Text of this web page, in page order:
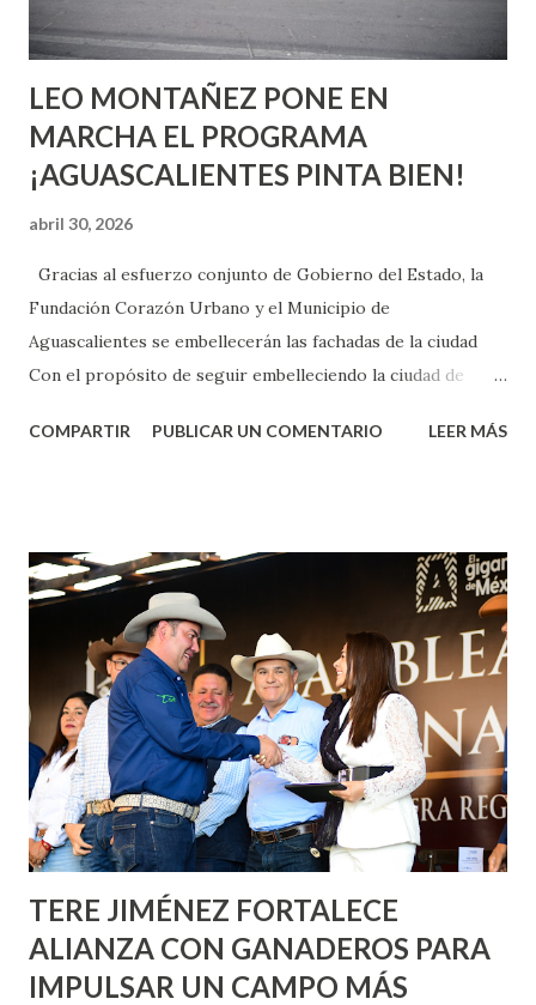
son suficientemen...
LEO MONTAÑEZ PONE EN
MARCHA EL PROGRAMA
¡AGUASCALIENTES PINTA BIEN!
abril 30, 2026
Gracias al esfuerzo conjunto de Gobierno del Estado, la
Fundación Corazón Urbano y el Municipio de
Aguascalientes se embellecerán las fachadas de la ciudad
Con el propósito de seguir embelleciendo la ciudad de
municipal, Leo Montañez dio inicio al programa
Corazón Urbano y el Municipio capital. Leo Montañez
informó que en este programa se usarán cerca de 90 mil
metros cuadrados de pintura, para dar inicio en la calle
Nieto, entre Jesús F. Elizondo y la calle 22 de Octubre, con
lo que se aplicará pintura en 66 casas. Posteriormente se
llevará este programa a Villas de Nuestra Señora de la
Asunción, Avenida Alameda y Decreto 27 de Septiembre, en
los edificios FOVISSSTE Ojo de Agua, en la comunidad
Norias de Paso Hondo y en los edificios de...
COMPARTIR PUBLICAR UN COMENTARIO LEER MÁS
TERE JIMÉNEZ FORTALECE
ALIANZA CON GANADEROS PARA
IMPULSAR UN CAMPO MÁS